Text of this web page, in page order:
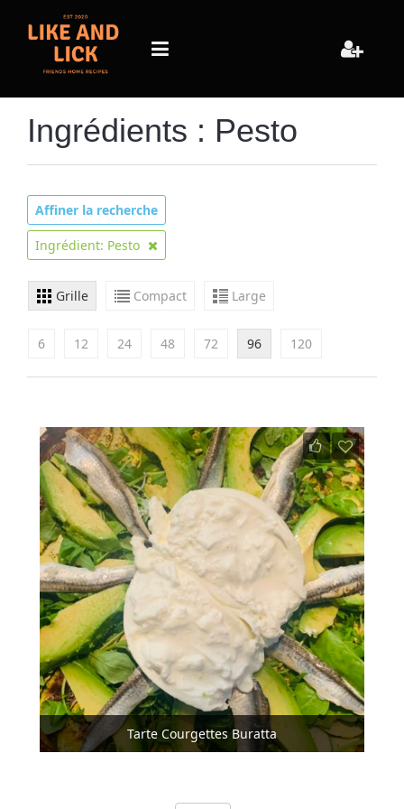
Ingrédients : Pesto
Affiner la recherche
Ingrédient: Pesto
Grille Compact Large
6 12 24 48 72 96 120
Tarte Courgettes Buratta